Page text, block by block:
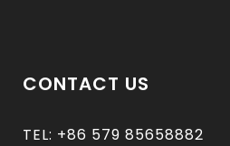
CONTACT US
TEL: +86 579 85658882